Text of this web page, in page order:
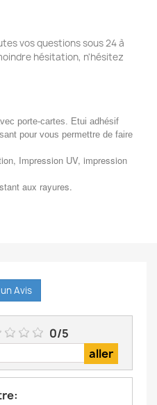
vos questions sous 24 à
hésitation, n'hésitez
porte-cartes. Etui adhésif
pour vous permettre de faire
Impression UV, impression
aux rayures.
Avis
0/5